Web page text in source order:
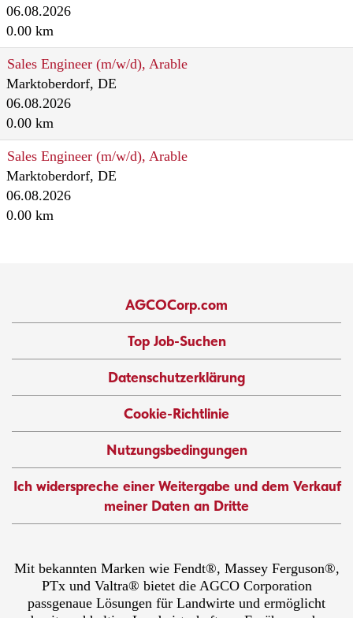
06.08.2026
0.00 km
Sales Engineer (m/w/d), Arable
Marktoberdorf, DE
06.08.2026
0.00 km
Sales Engineer (m/w/d), Arable
Marktoberdorf, DE
06.08.2026
0.00 km
AGCOCorp.com
Top Job-Suchen
Datenschutzerklärung
Cookie-Richtlinie
Nutzungsbedingungen
Ich widerspreche einer Weitergabe und dem Verkauf
meiner Daten an Dritte
Mit bekannten Marken wie Fendt®, Massey Ferguson®,
PTx und Valtra® bietet die AGCO Corporation
passgenaue Lösungen für Landwirte und ermöglicht